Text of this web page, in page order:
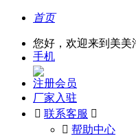
首页
您好，欢迎来到美美
手机
注册会员
厂家入驻
 联系客服 
󰅃 帮助中心